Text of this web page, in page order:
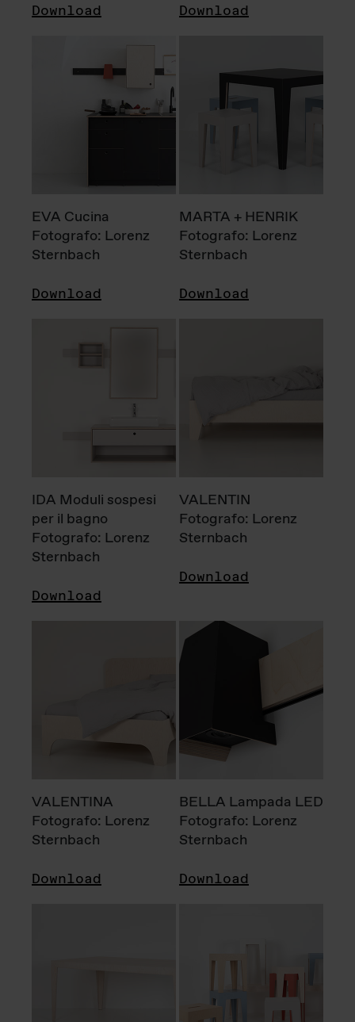
Download Download
EVA Cucina
Fotografo: Lorenz
Sternbach
Download
MARTA + HENRIK
Fotografo: Lorenz
Sternbach
Download
IDA Moduli sospesi
per il bagno
Fotografo: Lorenz
Sternbach
Download
VALENTIN
Fotografo: Lorenz
Sternbach
Download
VALENTINA
Fotografo: Lorenz
Sternbach
Download
BELLA Lampada LED
Fotografo: Lorenz
Sternbach
Download